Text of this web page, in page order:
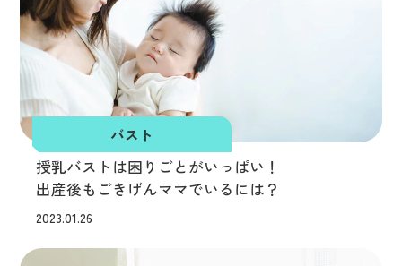
バスト
授乳バストは困りごとがいっぱい！
出産後もごきげんママでいるには？
2023.01.26